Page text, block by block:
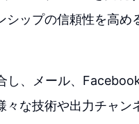
ップの信頼性を高め
し、メール、
な技術や出力チャン